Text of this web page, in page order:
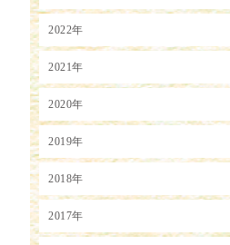
2022年
2021年
2020年
2019年
2018年
2017年